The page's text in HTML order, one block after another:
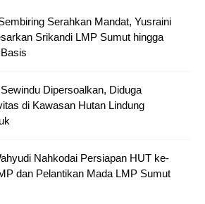
Serahkan Mandat, Yusraini
Srikandi LMP Sumut hingga
Dipersoalkan, Diduga
di Kawasan Hutan Lindung
Nahkodai Persiapan HUT ke-
dan Pelantikan Mada LMP Sumut